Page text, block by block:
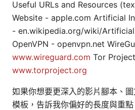
Useful URLs and Resources
Website - apple.com Artificial
- en.wikipedia.org/wiki/
OpenVPN - openvpn.net
www.wireguard.com Tor
www.torproject.org
如果你想要更深入的影片腳本、
模板，告訴我你偏好的長度與重